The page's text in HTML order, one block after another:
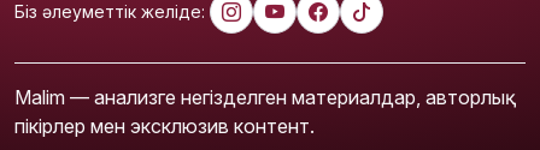
Біз әлеуметтік желіде:
Malim — анализге негізделген материалдар, авторлық
пікірлер мен эксклюзив контент.